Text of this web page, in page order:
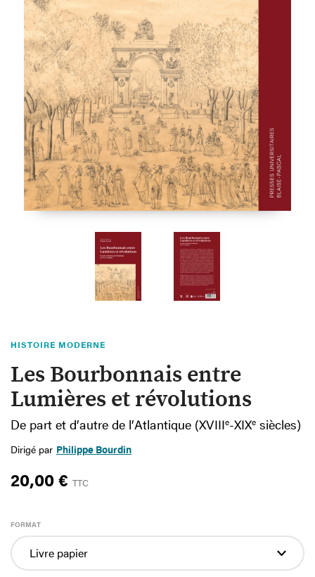
HISTOIRE MODERNE
Les Bourbonnais entre
Lumières et révolutions
De part et d’autre de l’Atlantique (XVIIIe-XIXe siècles)
Dirigé par Philippe Bourdin
20,00 € TTC
FORMAT